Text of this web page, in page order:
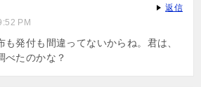
PM
も発付も間違ってないからね。君は、
べたのかな？
返信